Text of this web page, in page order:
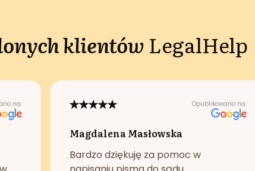
klientów LegalHelp
na: Opublikowano na:
Magdalena Masłowska
Bardzo dziękuję za pomoc w